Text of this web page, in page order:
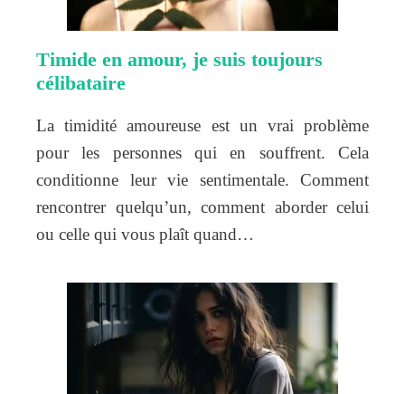
Timide en amour, je suis toujours
célibataire
La timidité amoureuse est un vrai problème
pour les personnes qui en souffrent. Cela
conditionne leur vie sentimentale. Comment
rencontrer quelqu’un, comment aborder celui
ou celle qui vous plaît quand…